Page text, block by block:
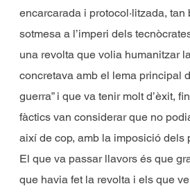
encarcarada i protocol·litzada, tan
sotmesa a l’imperi dels
una revolta que volia humanitzar
concretava amb el lema principal
guerra” i que va tenir molt d’èxit,
fàctics van considerar que no
així de cop, amb la imposició dels
El que va passar llavors és que
que havia fet la revolta i els que